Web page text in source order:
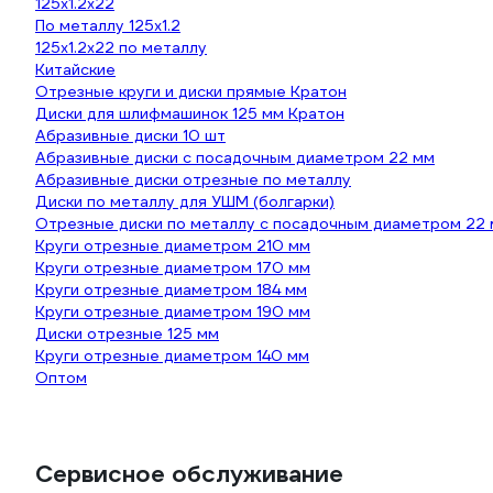
По металлу 125х1.2
125х1.2х22 по металлу
Китайские
Отрезные круги и диски прямые Кратон
Диски для шлифмашинок 125 мм Кратон
Абразивные диски 10 шт
Абразивные диски с посадочным диаметром 22 мм
Абразивные диски отрезные по металлу
Диски по металлу для УШМ (болгарки)
Отрезные диски по металлу с посадочным диаметром 22
Круги отрезные диаметром 210 мм
Круги отрезные диаметром 170 мм
Круги отрезные диаметром 184 мм
Круги отрезные диаметром 190 мм
Диски отрезные 125 мм
Круги отрезные диаметром 140 мм
Оптом
Сервисное обслуживание